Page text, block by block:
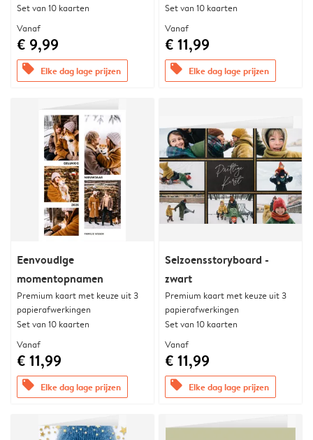
Set van 10 kaarten
Vanaf
€ 9,99
offers Elke dag lage prijzen
Set van 10 kaarten
Vanaf
€ 11,99
offers Elke dag lage prijzen
Eenvoudige
momentopnamen
Premium kaart met keuze uit 3
papierafwerkingen
Set van 10 kaarten
Vanaf
€ 11,99
offers Elke dag lage prijzen
Seizoensstoryboard -
zwart
Premium kaart met keuze uit 3
papierafwerkingen
Set van 10 kaarten
Vanaf
€ 11,99
offers Elke dag lage prijzen